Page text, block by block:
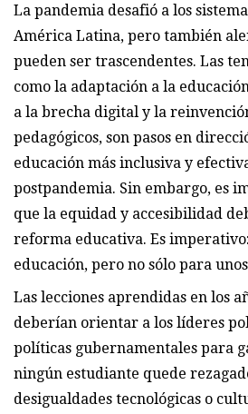
La pandemia desafió a los
América Latina, pero también
pueden ser trascendentes. Las
como la adaptación a la
a la brecha digital y la
pedagógicos, son pasos en
educación más inclusiva y
postpandemia. Sin embargo, es
que la equidad y accesibilidad
reforma educativa. Es
educación, pero no sólo para
Las lecciones aprendidas en los
deberían orientar a los líderes
políticas gubernamentales para
ningún estudiante quede
desigualdades tecnológicas o